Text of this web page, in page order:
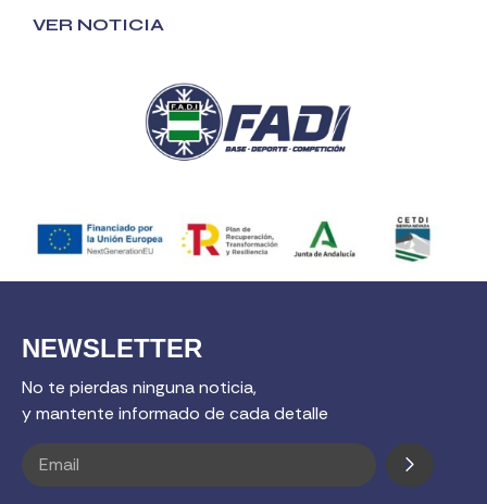
VER NOTICIA
NEWSLETTER
No te pierdas ninguna noticia,
y mantente informado de cada detalle